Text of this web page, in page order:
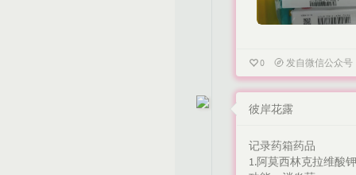
0 发自微信公众号
彼岸花露
记录药箱药品
1.阿莫西林克拉维酸